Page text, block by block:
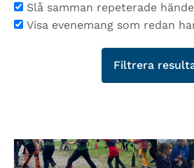
Slå samman repeterade
Visa evenemang som redan